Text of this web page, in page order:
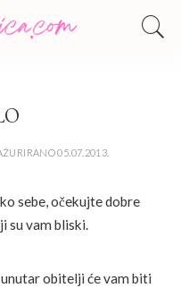
05.07.2013.
sebe, očekujte dobre
su vam bliski.
obitelji će vam biti